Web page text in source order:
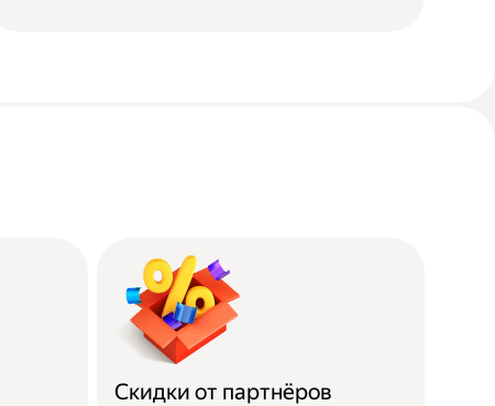
Скидки от партнёров